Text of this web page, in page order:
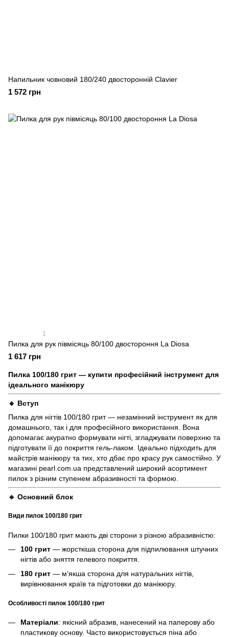
Напильник човновий 180/240 двосторонній Clavier
1 572 грн
1
Пилка для рук півмісяць 80/100 двостороння La Diosa
1 617 грн
Пилка 100/180 грит — купити професійний інструмент для
ідеального манікюру
🔹 Вступ
Пилка для нігтів 100/180 грит — незамінний інструмент як для
домашнього, так і для професійного використання. Вона
допомагає акуратно формувати нігті, згладжувати поверхню та
підготувати її до покриття гель-лаком. Ідеально підходить для
майстрів манікюру та тих, хто дбає про красу рук самостійно. У
магазині pearl.com.ua представлений широкий асортимент
пилок з різним ступенем абразивності та формою.
🔹 Основний блок
Види пилок 100/180 грит
Пилки 100/180 грит мають дві сторони з різною абразивністю:
100 грит — жорсткіша сторона для підпилювання штучних
нігтів або зняття гелевого покриття.
180 грит — м’якша сторона для натуральних нігтів,
вирівнювання країв та підготовки до манікюру.
Особливості пилок 100/180 грит
Матеріали: якісний абразив, нанесений на паперову або
пластикову основу. Часто використовується піна або